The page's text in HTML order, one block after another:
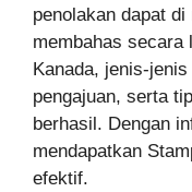
penolakan dapat
membahas secara
Kanada, jenis-
pengajuan, serta
berhasil. Dengan
mendapatkan
efektif.